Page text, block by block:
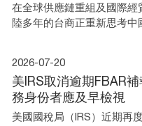
在全球供應鏈重組及國際
陸多年的台商正重新思考中
2026-07-20
美IRS取消逾期FBAR
務身份者應及早檢視
美國國稅局（IRS）近期再